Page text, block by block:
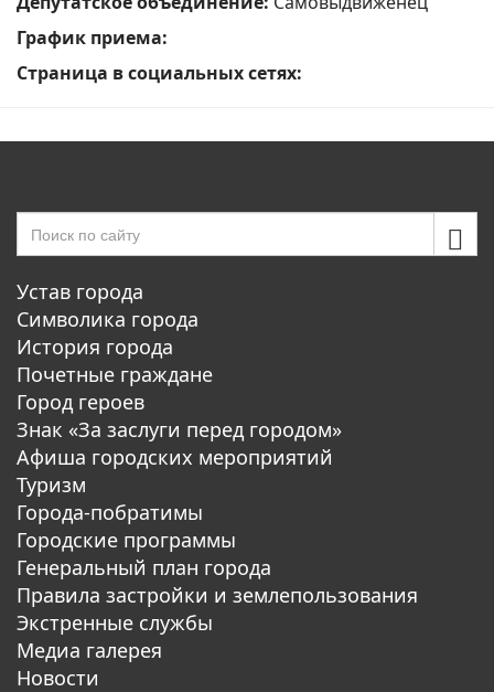
График приема:
Страница в социальных сетях:
Устав города
Символика города
История города
Почетные граждане
Город героев
Знак «За заслуги перед городом»
Афиша городских мероприятий
Туризм
Города-побратимы
Городские программы
Генеральный план города
Правила застройки и землепользования
Экстренные службы
Медиа галерея
Новости